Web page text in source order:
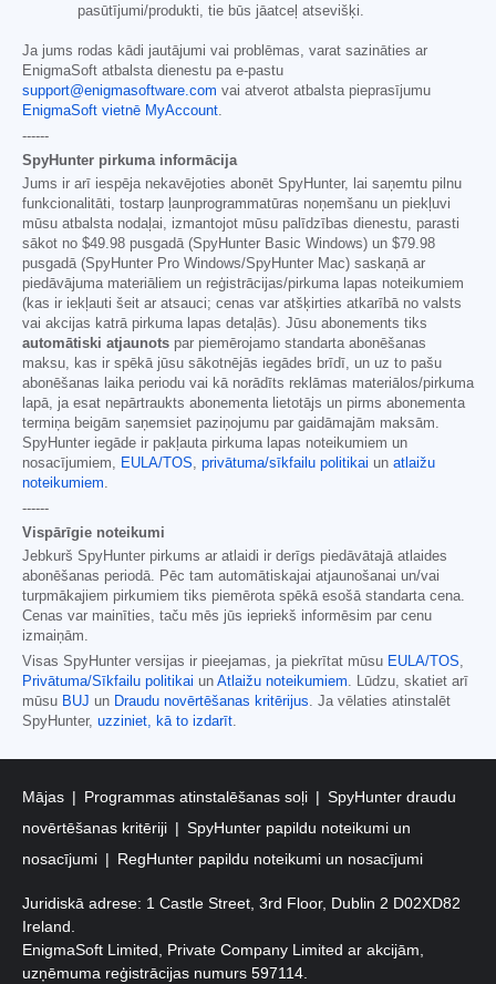
pasūtījumi/produkti, tie būs jāatceļ atsevišķi.
Ja jums rodas kādi jautājumi vai problēmas, varat sazināties ar
EnigmaSoft atbalsta dienestu pa e-pastu
support@enigmasoftware.com vai atverot atbalsta pieprasījumu
EnigmaSoft vietnē MyAccount
------
SpyHunter pirkuma informācija
Jums ir arī iespēja nekavējoties abonēt SpyHunter, lai saņemtu pilnu
funkcionalitāti, tostarp ļaunprogrammatūras noņemšanu un piekļuvi
mūsu atbalsta nodaļai, izmantojot mūsu palīdzības dienestu, parasti
sākot no $49.98 pusgadā (SpyHunter Basic Windows) un $79.98
pusgadā (SpyHunter Pro Windows/SpyHunter Mac) saskaņā ar
piedāvājuma materiāliem un reģistrācijas/pirkuma lapas noteikumiem
(kas ir iekļauti šeit ar atsauci; cenas var atšķirties atkarībā no valsts
vai akcijas katrā pirkuma lapas detaļās). Jūsu abonements tiks
automātiski atjaunots par piemērojamo standarta abonēšanas
maksu, kas ir spēkā jūsu sākotnējās iegādes brīdī, un uz to pašu
abonēšanas laika periodu vai kā norādīts reklāmas materiālos/pirkuma
lapā, ja esat nepārtraukts abonementa lietotājs un pirms abonementa
termiņa beigām saņemsiet paziņojumu par gaidāmajām maksām.
SpyHunter iegāde ir pakļauta pirkuma lapas noteikumiem un
nosacījumiem,
EULA/TOS privātuma/sīkfailu politikai un atlaižu
noteikumiem
------
Vispārīgie noteikumi
Jebkurš SpyHunter pirkums ar atlaidi ir derīgs piedāvātajā atlaides
abonēšanas periodā. Pēc tam automātiskajai atjaunošanai un/vai
turpmākajiem pirkumiem tiks piemērota spēkā esošā standarta cena.
Cenas var mainīties, taču mēs jūs iepriekš informēsim par cenu
izmaiņām.
Visas SpyHunter versijas ir pieejamas, ja piekrītat mūsu EULA/TOS
Privātuma/Sīkfailu politikai un Atlaižu noteikumiem . Lūdzu, skatiet arī
mūsu BUJ un Draudu novērtēšanas kritērijus . Ja vēlaties atinstalēt
SpyHunter, uzziniet, kā to izdarīt
Mājas Programmas atinstalēšanas soļi
SpyHunter draudu
novērtēšanas kritēriji
SpyHunter papildu noteikumi un
nosacījumi
RegHunter papildu noteikumi un nosacījumi
Juridiskā adrese: 1 Castle Street, 3rd Floor, Dublin 2 D02XD82
Ireland.
EnigmaSoft Limited, Private Company Limited ar akcijām,
uzņēmuma reģistrācijas numurs 597114.